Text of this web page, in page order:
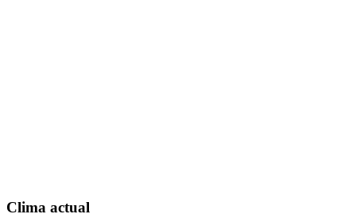
Clima actual